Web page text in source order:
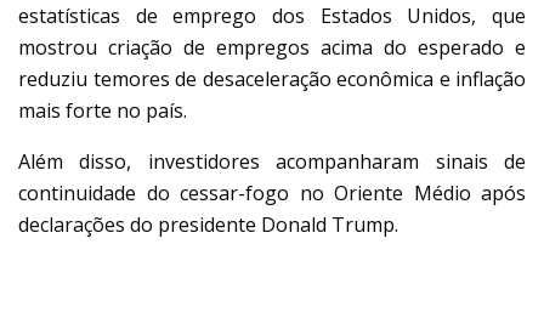
estatísticas de emprego dos Estados Unidos, que
mostrou criação de empregos acima do esperado e
reduziu temores de desaceleração econômica e inflação
mais forte no país.
Além disso, investidores acompanharam sinais de
continuidade do cessar-fogo no Oriente Médio após
declarações do presidente Donald Trump.